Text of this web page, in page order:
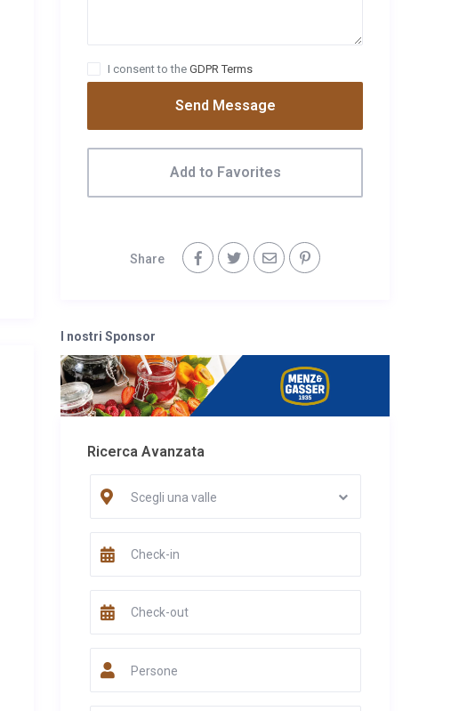
I consent to the GDPR Terms
Send Message
Add to Favorites
Share
I nostri Sponsor
Ricerca Avanzata
Scegli una valle
Persone